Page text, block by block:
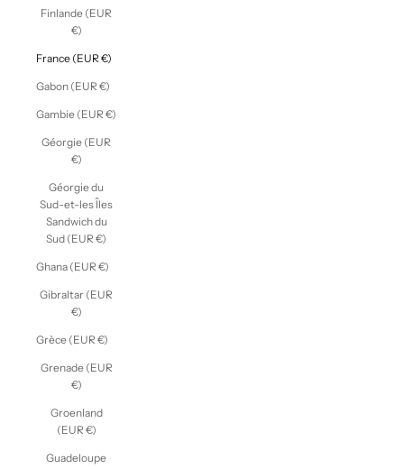
Finlande (EUR
€)
France (EUR €)
Gabon (EUR €)
Gambie (EUR €)
Géorgie (EUR
€)
Géorgie du
Sud-et-les Îles
Sandwich du
Sud (EUR €)
Ghana (EUR €)
Gibraltar (EUR
€)
Grèce (EUR €)
Grenade (EUR
€)
Groenland
(EUR €)
Guadeloupe